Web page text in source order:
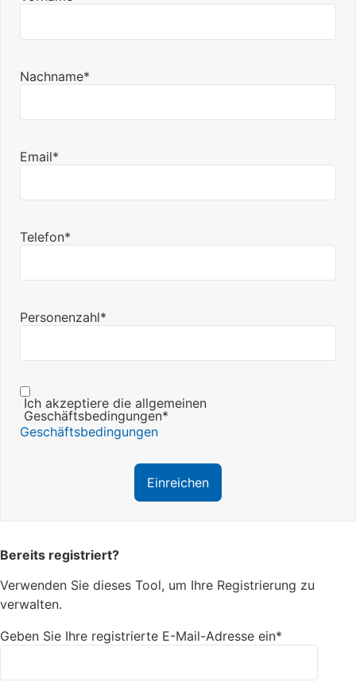
Nachname*
Email*
Telefon*
Personenzahl*
Ich akzeptiere die allgemeinen
Geschäftsbedingungen*
Geschäftsbedingungen
Bereits registriert?
Verwenden Sie dieses Tool, um Ihre Registrierung zu
verwalten.
Geben Sie Ihre registrierte E-Mail-Adresse ein*